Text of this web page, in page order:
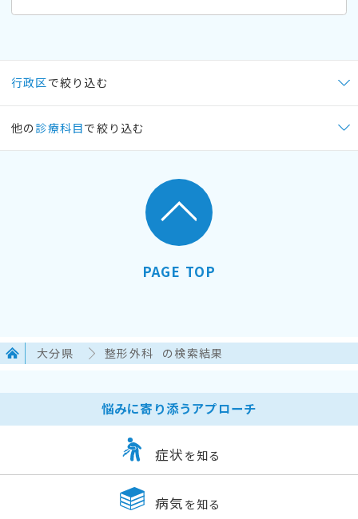
行政区で絞り込む
他の 診療科目で絞り込む
PAGE TOP
大分県 整形外科 の検索結果
悩みに寄り添うアプローチ
症状 を知る
病気 を知る